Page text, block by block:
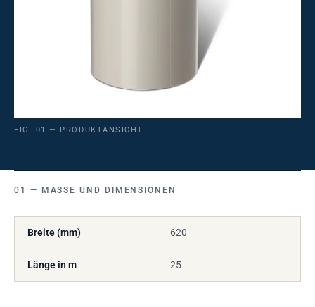
FIG. 01 — PRODUKTANSICHT
MASSE UND DIMENSIONEN
Breite (mm) 620
Länge in m 25